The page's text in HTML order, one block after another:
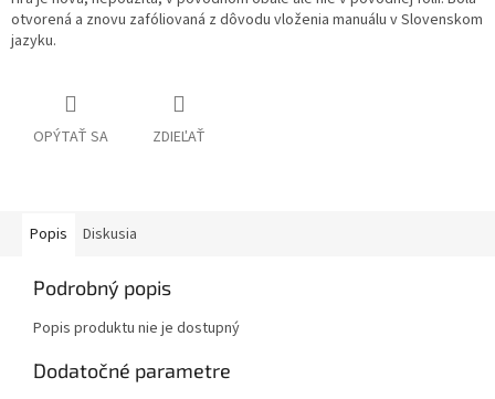
otvorená a znovu zafóliovaná z dôvodu vloženia manuálu v Slovenskom
jazyku.
OPÝTAŤ SA ZDIEĽAŤ
Popis Diskusia
Podrobný popis
Popis produktu nie je dostupný
Dodatočné parametre